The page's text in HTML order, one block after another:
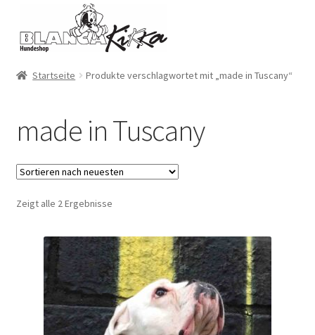
Navigation
springen
Inhalt
springen
Startseite Produkte verschlagwortet mit „made in Tuscany“
made in Tuscany
Zeigt alle 2 Ergebnisse